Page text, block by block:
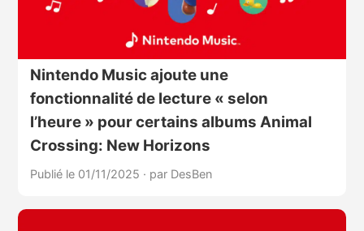
Nintendo Music ajoute une
fonctionnalité de lecture « selon
l’heure » pour certains albums Animal
Crossing: New Horizons
Publié le 01/11/2025 · par DesBen